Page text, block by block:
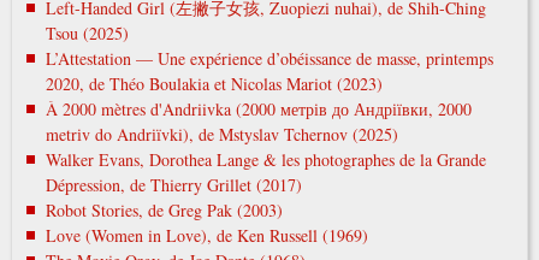
Left-Handed Girl (左撇子女孩, Zuopiezi nuhai), de Shih-Ching
Tsou (2025)
L’Attestation — Une expérience d’obéissance de masse, printemps
2020, de Théo Boulakia et Nicolas Mariot (2023)
À 2000 mètres d'Andriivka (2000 метрів до Андріївки, 2000
metrіv do Andrіїvki), de Mstyslav Tchernov (2025)
Walker Evans, Dorothea Lange & les photographes de la Grande
Dépression, de Thierry Grillet (2017)
Robot Stories, de Greg Pak (2003)
Love (Women in Love), de Ken Russell (1969)